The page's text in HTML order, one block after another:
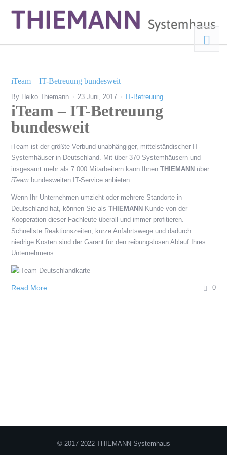
iTeam – IT-Betreuung bundesweit
By Heiko Thiemann 23 Juni, 2017 IT-Betreuung
iTeam – IT-Betreuung
bundesweit
iTeam ist der größte Verbund unabhängiger, mittelständischer IT-
Systemhäuser in Deutschland. Mit über 370 Systemhäusern und
insgesamt mehr als 7.000 Mitarbeitern kann IhnenTHIEMANN über
iTeam bundesweiten IT-Service anbieten.
Wenn Ihr Unternehmen umzieht oder mehrere Standorte in
Deutschland hat, können Sie alsTHIEMANN-Kunde von der
Kooperation dieser Fachleute überall und immer profitieren.
Schnellste Reaktionszeiten, kurze Anfahrtswege und dadurch
niedrige Kosten sind der Garant für den reibungslosen Ablauf Ihres
Unternehmens.
Read More 0
© 2017-2022 THIEMANN Systemhaus